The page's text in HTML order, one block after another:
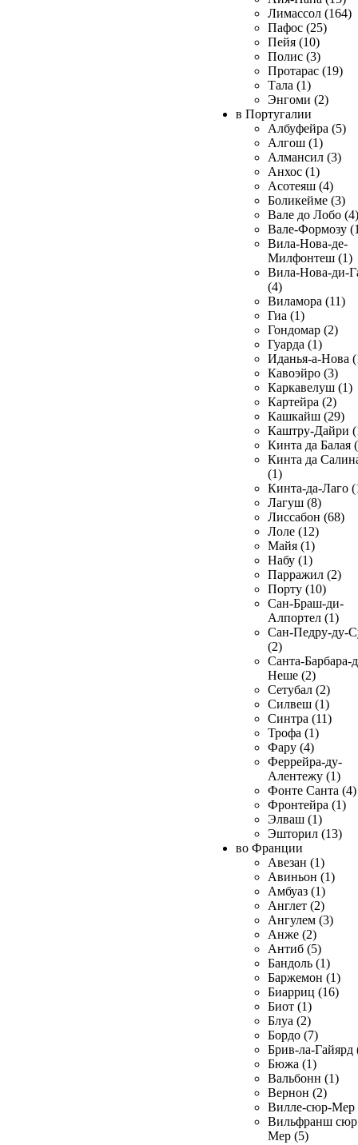
Лимассол (164)
Пафос (25)
Пейя (10)
Полис (3)
Протарас (19)
Тала (1)
Энгоми (2)
в Португалии
Албуфейра (5)
Алгош (1)
Алмансил (3)
Анхос (1)
Асотеяш (4)
Боликейме (3)
Вале до Лобо (4)
Вале-Формозу
Вила-Нова-де-
Милфонтеш (1)
Вила-Нова-ди-
(4)
Виламора (11)
Гиа (1)
Гондомар (2)
Гуарда (1)
Иданья-а-Нова
Кавоэйро (3)
Каркавелуш (1)
Картейра (2)
Кашкайш (29)
Каштру-Дайри
Кинта да Балая
Кинта да
(1)
Кинта-да-Лаго
Лагуш (8)
Лиссабон (68)
Лоле (12)
Майя (1)
Набу (1)
Парражил (2)
Порту (10)
Сан-Браш-ди-
Алпортел (1)
Сан-Педру-ду-
(2)
Санта-Барбара-
Неше (2)
Сетубал (2)
Силвеш (1)
Синтра (11)
Трофа (1)
Фару (4)
Феррейра-ду-
Алентежу (1)
Фонте Санта (4)
Фронтейра (1)
Элваш (1)
Эшторил (13)
во Франции
Авезан (1)
Авиньон (1)
Амбуаз (1)
Англет (2)
Ангулем (3)
Анже (2)
Антиб (5)
Бандоль (1)
Баржемон (1)
Биарриц (16)
Биот (1)
Блуа (2)
Бордо (7)
Брив-ла-Гайярд
Бюжа (1)
Вальбонн (1)
Вернон (2)
Вилле-сюр-Мер
Вильфранш сюр
Мер (5)